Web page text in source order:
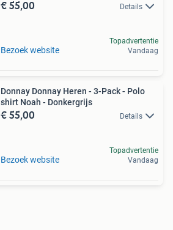
€ 55,00 Details
Bezoek website
Topadvertentie
Vandaag
Donnay Donnay Heren - 3-Pack - Polo
shirt Noah - Donkergrijs
€ 55,00 Details
Bezoek website
Topadvertentie
Vandaag